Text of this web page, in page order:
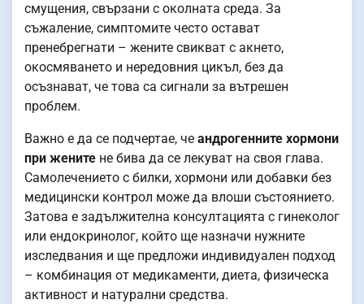
смущения, свързани с околната среда. За
съжаление, симптомите често остават
пренебрегнати – жените свикват с акнето,
окосмяването и нередовния цикъл, без да
осъзнават, че това са сигнали за вътрешен
проблем.
Важно е да се подчертае, че андрогенните хормони
при жените не бива да се лекуват на своя глава.
Самолечението с билки, хормони или добавки без
медицински контрол може да влоши състоянието.
Затова е задължителна консултацията с гинеколог
или ендокринолог, който ще назначи нужните
изследвания и ще предложи индивидуален подход
– комбинация от медикаменти, диета, физическа
активност и натурални средства.